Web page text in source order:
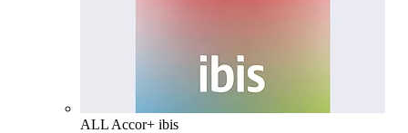
ALL Accor+ ibis